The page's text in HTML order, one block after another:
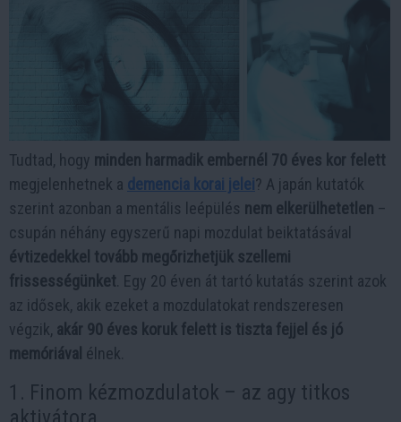
Tudtad, hogy minden harmadik embernél 70 éves kor felett
megjelenhetnek a demencia korai jelei? A japán kutatók
szerint azonban a mentális leépülés nem elkerülhetetlen –
csupán néhány egyszerű napi mozdulat beiktatásával
évtizedekkel tovább megőrizhetjük szellemi
frissességünket . Egy 20 éven át tartó kutatás szerint azok
az idősek, akik ezeket a mozdulatokat rendszeresen
végzik, akár 90 éves koruk felett is tiszta fejjel és jó
memóriával élnek.
1. Finom kézmozdulatok – az agy titkos